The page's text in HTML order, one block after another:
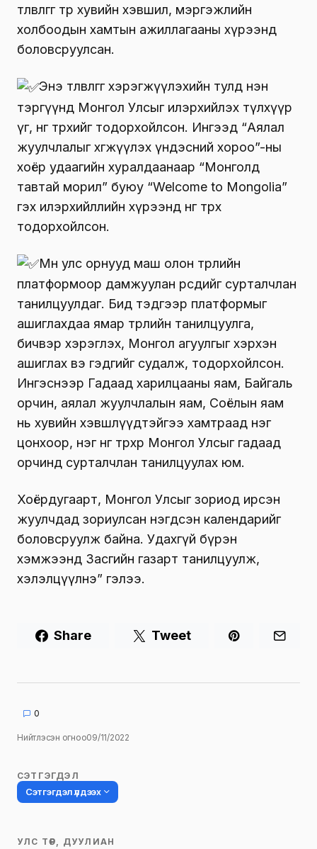
төлөвлөгөөг төр хувийн хэвшил, мэргэжлийн
холбоодын хамтын ажиллагааны хүрээнд
боловсруулсан.
Энэ төлөвлөгөөг хэрэгжүүлэхийн тулд нэн
тэргүүнд Монгол Улсыг илэрхийлэх түлхүүр
үг, өнгө төрхийг тодорхойлсон. Ингээд “Аялал
жуулчлалыг хөгжүүлэх үндэсний хороо”-ны
хоёр удаагийн хуралдаанаар “Монголд
тавтай морил” буюу “Welcome to Mongolia”
гэх илэрхийллийн хүрээнд өнгө төрхөө
тодорхойлсон.
Мөн улс орнууд маш олон төрлийн
платформоор дамжуулан өөрсдийгөө сурталчлан
танилцуулдаг. Бид тэдгээр платформыг
ашиглахдаа ямар төрлийн танилцуулга,
бичвэр хэрэглэх, Монгол агуулгыг хэрхэн
ашиглах вэ гэдгийг судалж, тодорхойлсон.
Ингэснээр Гадаад харилцааны яам, Байгаль
орчин, аялал жуулчлалын яам, Соёлын яам
нь хувийн хэвшлүүдтэйгээ хамтраад нэг
цонхоор, нэг өнгө төрхөөр Монгол Улсыг гадаад
орчинд сурталчлан танилцуулах юм.
Хоёрдугаарт, Монгол Улсыг зориод ирсэн
жуулчдад зориулсан нэгдсэн календарийг
боловсруулж байна. Удахгүй бүрэн
хэмжээнд Засгийн газарт танилцуулж,
хэлэлцүүлнэ” гэлээ.
Share Tweet
0
Нийтлэсэн огноо09/11/2022
СЭТГЭГДЭЛ
Сэтгэгдэл үлдээх
УЛС ТӨР, ДУУЛИАН